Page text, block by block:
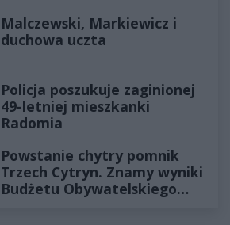
Malczewski, Markiewicz i
duchowa uczta
Policja poszukuje zaginionej
49-letniej mieszkanki
Radomia
Powstanie chytry pomnik
Trzech Cytryn. Znamy wyniki
Budżetu Obywatelskiego